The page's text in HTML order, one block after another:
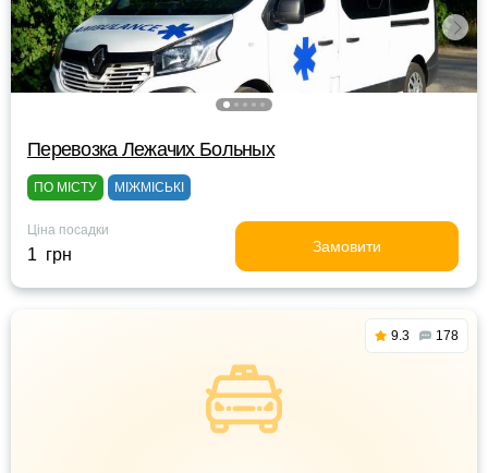
Перевозка Лежачих Больных
ПО МІСТУ МІЖМІСЬКІ
Ціна посадки
1 грн Замовити
9.3 178